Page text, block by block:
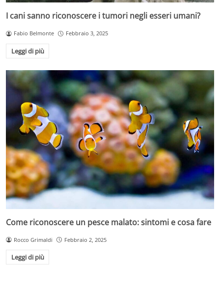
I cani sanno riconoscere i tumori negli esseri umani?
Fabio Belmonte Febbraio 3, 2025
Leggi di più
Come riconoscere un pesce malato: sintomi e cosa fare
Rocco Grimaldi Febbraio 2, 2025
Leggi di più